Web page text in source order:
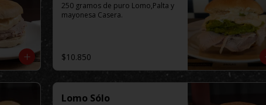
250 gramos de puro Lomo,Palta y
mayonesa Casera.
$10.850
Lomo Sólo